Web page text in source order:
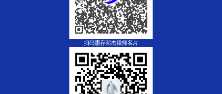
扫码惠存邓杰律师名片